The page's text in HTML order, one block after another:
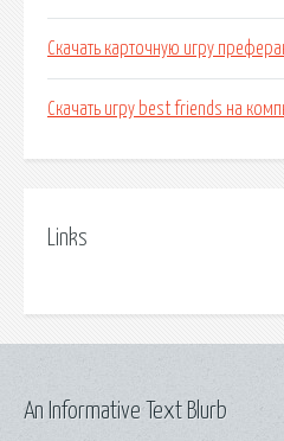
Скачать карточную игру
Скачать игру best friends на
Links
An Informative Text Blurb